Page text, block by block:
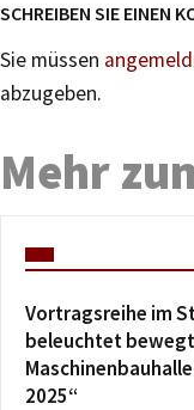
SCHREIBEN SIE EINEN
Sie müssen
abzugeben.
Mehr
Vortragsreihe im
beleuchtet
2025“